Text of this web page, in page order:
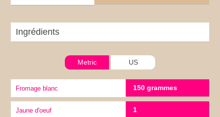
Ingrédients
Metric US
Fromage blanc 150 grammes
jaune d'oeuf 1